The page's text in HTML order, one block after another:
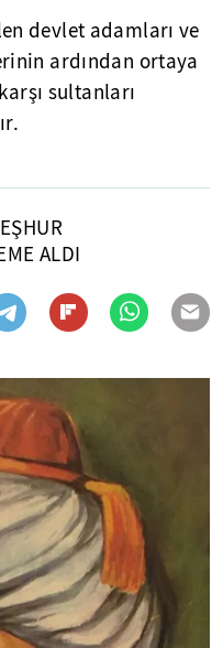
devlet adamları ve
ardından ortaya
sultanları
ALDI